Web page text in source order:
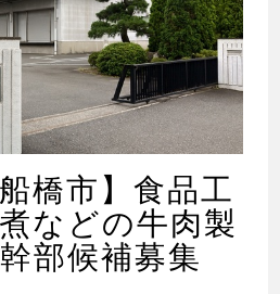
橋市】食品工
などの牛肉製
部候補募集